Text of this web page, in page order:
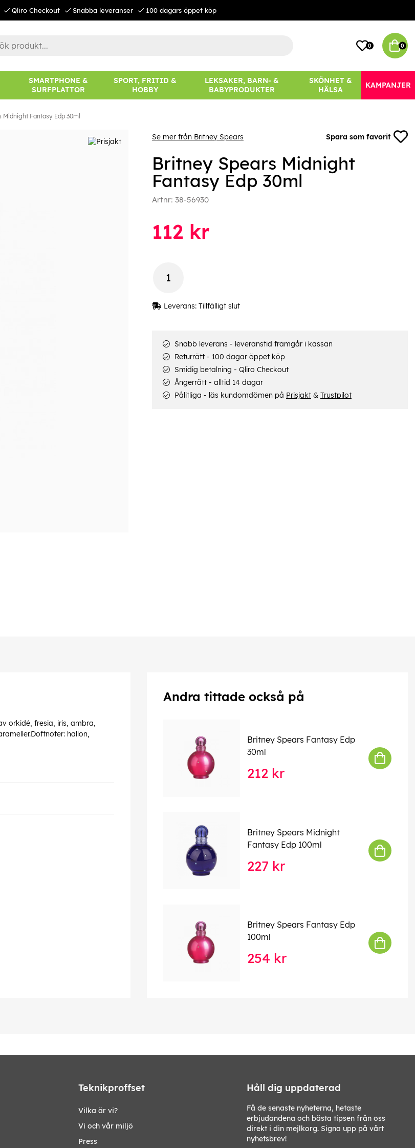
Qliro Checkout Snabba leveranser 100 dagars öppet köp
0 0
SMARTPHONE &
SURFPLATTOR
SPORT, FRITID &
HOBBY
LEKSAKER, BARN- &
BABYPRODUKTER
SKÖNHET &
HÄLSA
KAMPANJER
Midnight Fantasy Edp 30ml
Se mer från Britney Spears Spara som favorit
Britney Spears Midnight
Fantasy Edp 30ml
Artnr: 38-56930
112kr
Leverans: Tillfälligt slut
Snabb leverans - leveranstid framgår i kassan
Returrätt - 100 dagar öppet köp
Smidig betalning - Qliro Checkout
Ångerrätt - alltid 14 dagar
Pålitliga - läs kundomdömen på Prisjakt& Trustpilot
orkidé, fresia, iris, ambra,
hallon,
Andra tittade också på
Britney Spears Fantasy Edp
30ml
212 kr
Britney Spears Midnight
Fantasy Edp 100ml
227 kr
Britney Spears Fantasy Edp
100ml
254 kr
Teknikproffset
Vilka är vi?
Vi och vår miljö
Press
Håll dig uppdaterad
Få de senaste nyheterna, hetaste
erbjudandena och bästa tipsen från oss
direkt i din mejlkorg. Signa upp på vårt
nyhetsbrev!